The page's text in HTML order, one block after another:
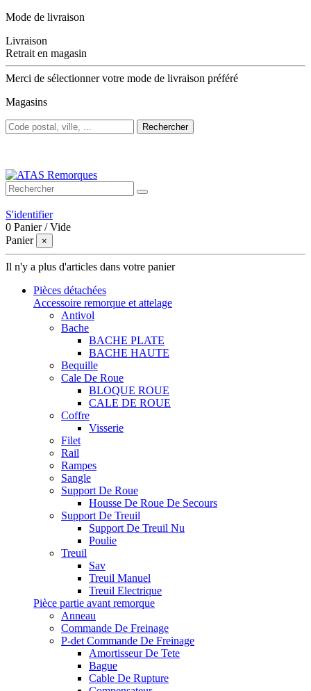
Mode de livraison
Livraison
Retrait en magasin
Merci de sélectionner votre mode de livraison préféré
Magasins
Rechercher
S'identifier
0 Panier /Vide
Panier
×
Il n'y a plus d'articles dans votre panier
Pièces détachées
Accessoire remorque et attelage
Antivol
Bache
BACHE PLATE
BACHE HAUTE
Bequille
Cale De Roue
BLOQUE ROUE
CALE DE ROUE
Coffre
Visserie
Filet
Rail
Rampes
Sangle
Support De Roue
Housse De Roue De Secours
Support De Treuil
Support De Treuil Nu
Poulie
Treuil
Sav
Treuil Manuel
Treuil Electrique
Pièce partie avant remorque
Anneau
Commande De Freinage
P-det Commande De Freinage
Amortisseur De Tete
Bague
Cable De Rupture